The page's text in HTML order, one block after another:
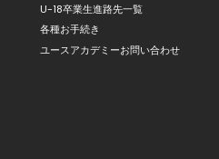
U-18卒業生進路先一覧
各種お手続き
ユースアカデミーお問い合わせ